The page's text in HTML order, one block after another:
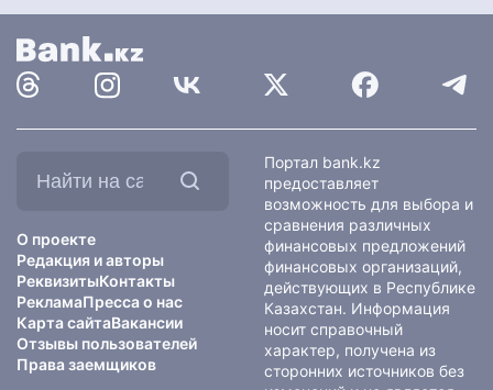
О проекте
Редакция и авторы
РеквизитыКонтакты
РекламаПресса о нас
Карта сайтаВакансии
Отзывы пользователей
Права заемщиков
Портал bank.kz
предоставляет
возможность для выбора и
сравнения различных
финансовых предложений
финансовых организаций,
действующих в Республике
Казахстан. Информация
носит справочный
характер, получена из
сторонних источников без